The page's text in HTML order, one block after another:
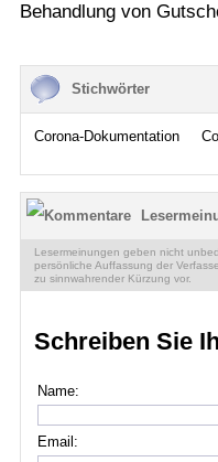
Behandlung von
Stichwörter
Corona-Dokumentation
Lesermeinungen geben nicht
persönliche Auffassung der
zu sinnwahrender Kürzung vor.
Schreiben Sie
Name:
Email: